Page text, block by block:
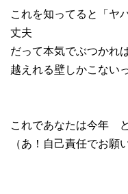
これを知ってると「ヤ
丈夫
だって本気でぶつかれ
越えれる壁しかこない
これであなたは今年
（あ！自己責任でお願